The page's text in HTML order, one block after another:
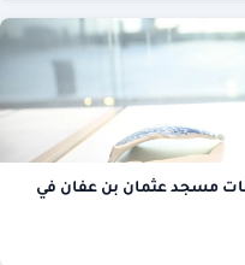
مسجد عثمان بن عفان في